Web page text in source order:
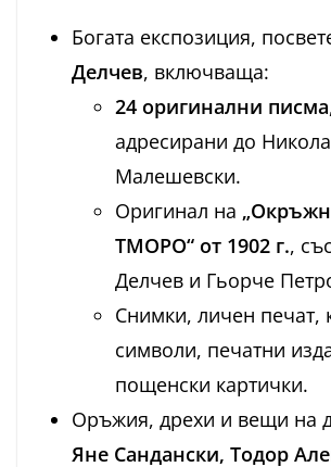
Богата експозиция,
Делчев, включваща:
24 оригинални писма
адресирани до Никола
Малешевски.
Оригинал на
ТМОРО“ от 1902 г.,
Делчев и Гьорче
Снимки, личен печат,
символи, печатни
пощенски картички.
Оръжия, дрехи и вещи на
Яне Сандански, Тодор